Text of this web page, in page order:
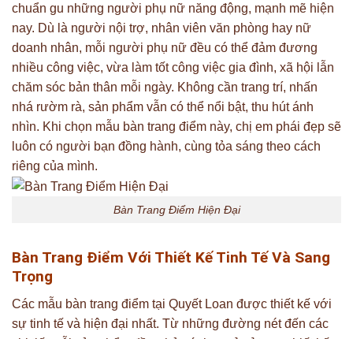
chuẩn gu những người phụ nữ năng động, mạnh mẽ hiện
nay. Dù là người nội trợ, nhân viên văn phòng hay nữ
doanh nhân, mỗi người phụ nữ đều có thể đảm đương
nhiều công việc, vừa làm tốt công việc gia đình, xã hội lẫn
chăm sóc bản thân mỗi ngày. Không cần trang trí, nhấn
nhá rườm rà, sản phẩm vẫn có thể nổi bật, thu hút ánh
nhìn. Khi chọn mẫu bàn trang điểm này, chị em phái đẹp sẽ
luôn có người bạn đồng hành, cùng tỏa sáng theo cách
riêng của mình.
Bàn Trang Điểm Hiện Đại
Bàn Trang Điểm Với Thiết Kế Tinh Tế Và Sang
Trọng
Các mẫu bàn trang điểm tại Quyết Loan được thiết kế với
sự tinh tế và hiện đại nhất. Từ những đường nét đến các